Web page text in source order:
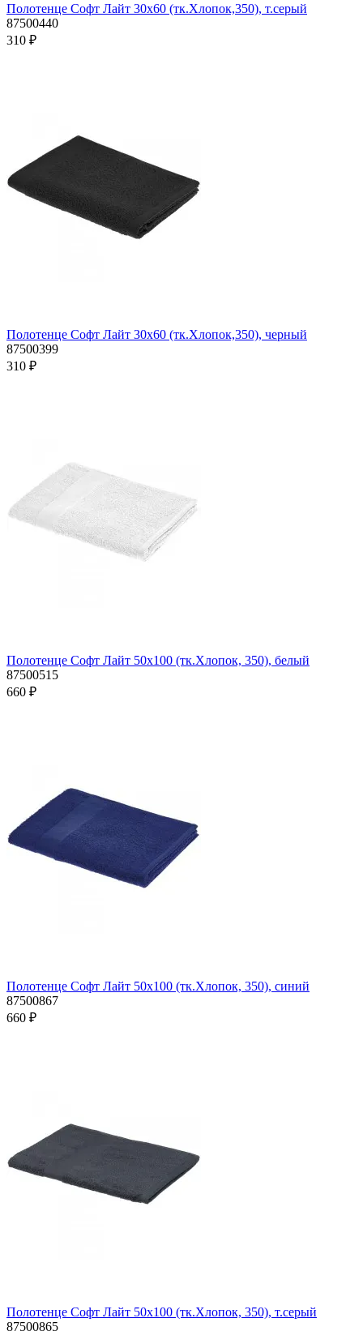
Полотенце Софт Лайт 30х60 (тк.Хлопок,350), т.серый
87500440
310 ₽
Полотенце Софт Лайт 30х60 (тк.Хлопок,350), черный
87500399
310 ₽
Полотенце Софт Лайт 50х100 (тк.Хлопок, 350), белый
87500515
660 ₽
Полотенце Софт Лайт 50х100 (тк.Хлопок, 350), синий
87500867
660 ₽
Полотенце Софт Лайт 50х100 (тк.Хлопок, 350), т.серый
87500865